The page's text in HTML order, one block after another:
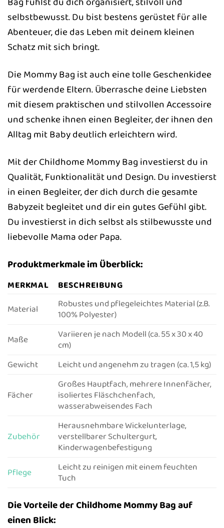
selbstbewusst. Du bist bestens gerüstet für alle
Abenteuer, die das Leben mit deinem kleinen
Schatz mit sich bringt.
Die Mommy Bag ist auch eine tolle Geschenkidee
für werdende Eltern. Überrasche deine Liebsten
mit diesem praktischen und stilvollen Accessoire
und schenke ihnen einen Begleiter, der ihnen den
Alltag mit Baby deutlich erleichtern wird.
Mit der Childhome Mommy Bag investierst du in
Qualität, Funktionalität und Design. Du investierst
in einen Begleiter, der dich durch die gesamte
Babyzeit begleitet und dir ein gutes Gefühl gibt.
Du investierst in dich selbst als stilbewusste und
liebevolle Mama oder Papa.
Produktmerkmale im Überblick:
MERKMAL
BESCHREIBUNG
Material
Robustes und pflegeleichtes Material (z.B.
100% Polyester)
Maße
Variieren je nach Modell (ca. 55 x 30 x 40
cm)
Gewicht
Leicht und angenehm zu tragen (ca. 1,5 kg)
Fächer
Großes Hauptfach, mehrere Innenfächer,
isoliertes Fläschchenfach,
wasserabweisendes Fach
Zubehör
Herausnehmbare Wickelunterlage,
verstellbarer Schultergurt,
Kinderwagenbefestigung
Pflege
Leicht zu reinigen mit einem feuchten
Tuch
Die Vorteile der Childhome Mommy Bag auf
einen Blick: